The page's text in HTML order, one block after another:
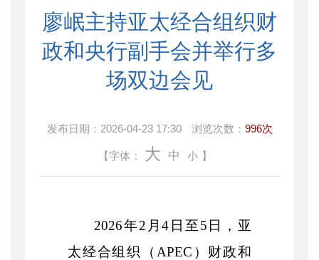
廖岷主持亚太经合组织财
政和央行副手会并举行多
场双边会见
发布日期： 2026-04-23 17:30 浏览次数： 996次
【字体： 大 中 小 】
2026年2月4日至5日，亚
太经合组织（APEC）财政和